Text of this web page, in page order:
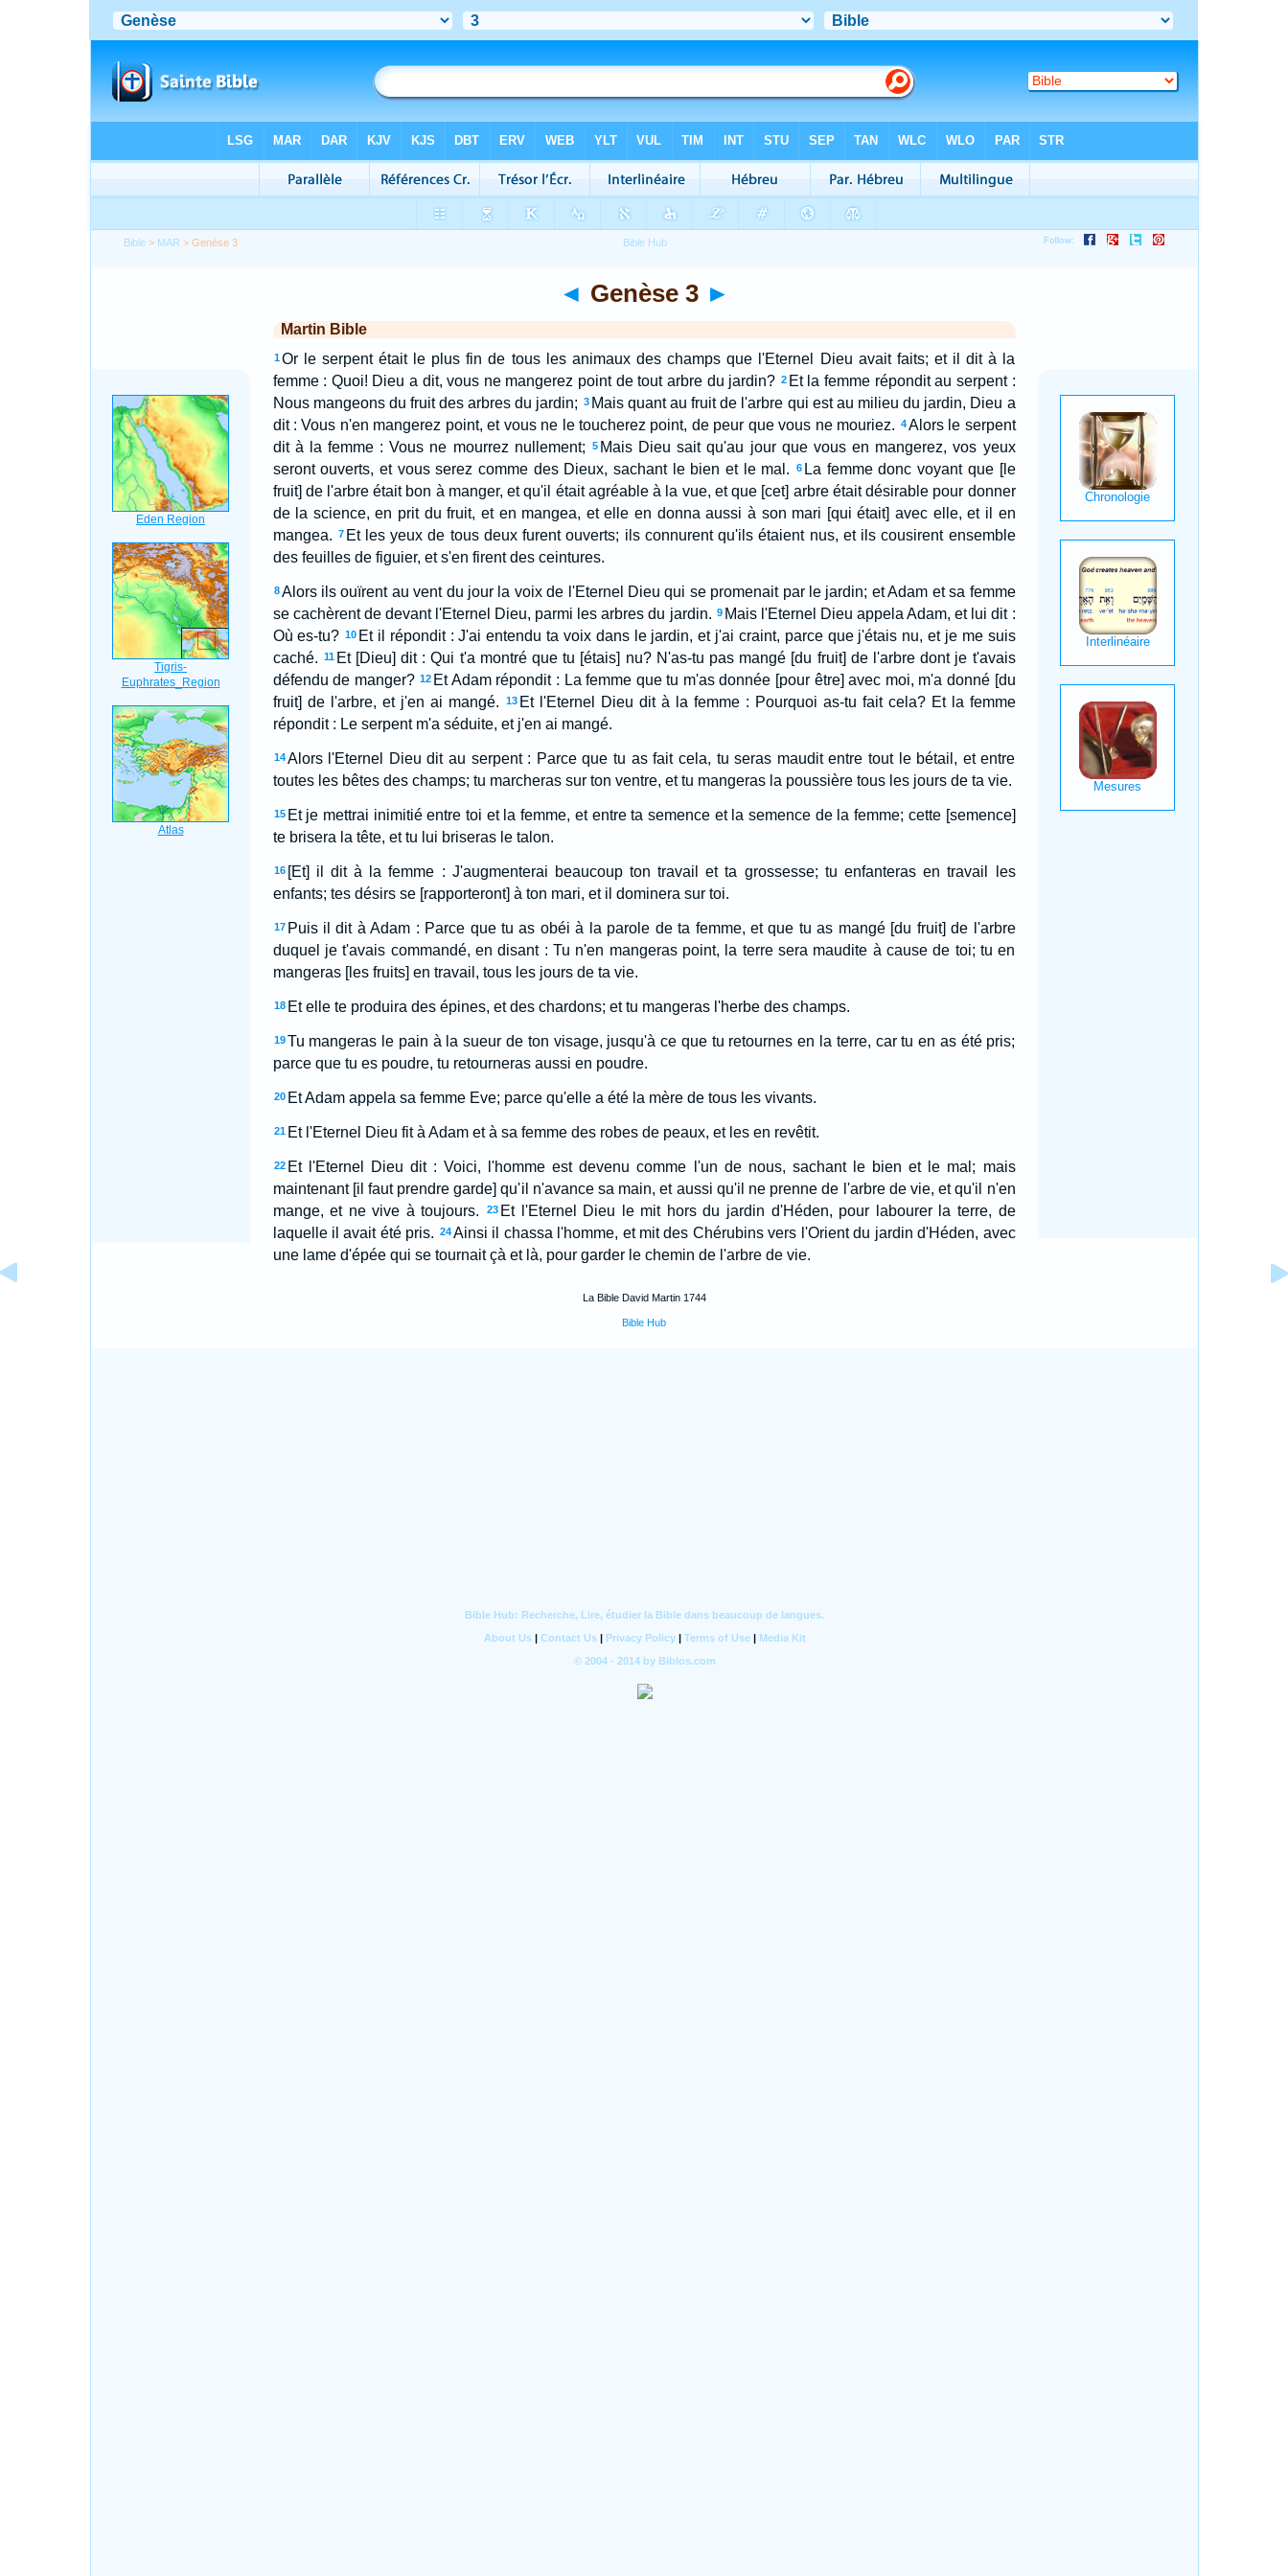
Bible > MAR > Genèse 3
◄ Genèse 3 ►
Martin Bible
1 Or le serpent était le plus fin de tous les animaux des champs que l'Eternel Dieu avait faits; et il dit à la
femme : Quoi! Dieu a dit, vous ne mangerez point de tout arbre du jardin? 2 Et la femme répondit au serpent :
Nous mangeons du fruit des arbres du jardin; 3 Mais quant au fruit de l'arbre qui est au milieu du jardin, Dieu a
dit : Vous n'en mangerez point, et vous ne le toucherez point, de peur que vous ne mouriez. 4Alors le serpent
dit à la femme : Vous ne mourrez nullement;
5 Mais Dieu sait qu'au jour que vous en mangerez, vos yeux
seront ouverts, et vous serez comme des Dieux, sachant le bien et le mal.
6 La femme donc voyant que [le
fruit] de l'arbre était bon à manger, et qu'il était agréable à la vue, et que [cet] arbre était désirable pour donner
de la science, en prit du fruit, et en mangea, et elle en donna aussi à son mari [qui était] avec elle, et il en
mangea. 7 Et les yeux de tous deux furent ouverts; ils connurent qu'ils étaient nus, et ils cousirent ensemble
des feuilles de figuier, et s'en firent des ceintures.
8 Alors ils ouïrent au vent du jour la voix de l'Eternel Dieu qui se promenait par le jardin; et Adam et sa femme
se cachèrent de devant l'Eternel Dieu, parmi les arbres du jardin. 9 Mais l'Eternel Dieu appela Adam, et lui dit :
Où es-tu? 10 Et il répondit : J'ai entendu ta voix dans le jardin, et j'ai craint, parce que j'étais nu, et je me suis
caché. 11 Et [Dieu] dit : Qui t'a montré que tu [étais] nu? N'as-tu pas mangé [du fruit] de l'arbre dont je t'avais
défendu de manger? 12 Et Adam répondit : La femme que tu m'as donnée [pour être] avec moi, m'a donné [du
fruit] de l'arbre, et j'en ai mangé.
13 Et l'Eternel Dieu dit à la femme : Pourquoi as-tu fait cela? Et la femme
répondit : Le serpent m'a séduite, et j'en ai mangé.
14 Alors l'Eternel Dieu dit au serpent : Parce que tu as fait cela, tu seras maudit entre tout le bétail, et entre
toutes les bêtes des champs; tu marcheras sur ton ventre, et tu mangeras la poussière tous les jours de ta vie.
15 Et je mettrai inimitié entre toi et la femme, et entre ta semence et la semence de la femme; cette [semence]
te brisera la tête, et tu lui briseras le talon.
16 [Et] il dit à la femme : J'augmenterai beaucoup ton travail et ta grossesse; tu enfanteras en travail les
enfants; tes désirs se [rapporteront] à ton mari, et il dominera sur toi.
17 Puis il dit à Adam : Parce que tu as obéi à la parole de ta femme, et que tu as mangé [du fruit] de l'arbre
duquel je t'avais commandé, en disant : Tu n'en mangeras point, la terre sera maudite à cause de toi; tu en
mangeras [les fruits] en travail, tous les jours de ta vie.
18 Et elle te produira des épines, et des chardons; et tu mangeras l'herbe des champs.
19 Tu mangeras le pain à la sueur de ton visage, jusqu'à ce que tu retournes en la terre, car tu en as été pris;
parce que tu es poudre, tu retourneras aussi en poudre.
20 Et Adam appela sa femme Eve; parce qu'elle a été la mère de tous les vivants.
21 Et l'Eternel Dieu fit à Adam et à sa femme des robes de peaux, et les en revêtit.
22 Et l'Eternel Dieu dit : Voici, l'homme est devenu comme l'un de nous, sachant le bien et le mal; mais
maintenant [il faut prendre garde] qu'il n'avance sa main, et aussi qu'il ne prenne de l'arbre de vie, et qu'il n'en
mange, et ne vive à toujours.
23 Et l'Eternel Dieu le mit hors du jardin d'Héden, pour labourer la terre, de
laquelle il avait été pris. 24Ainsi il chassa l'homme, et mit des Chérubins vers l'Orient du jardin d'Héden, avec
une lame d'épée qui se tournait çà et là, pour garder le chemin de l'arbre de vie.
La Bible David Martin 1744
Bible Hub